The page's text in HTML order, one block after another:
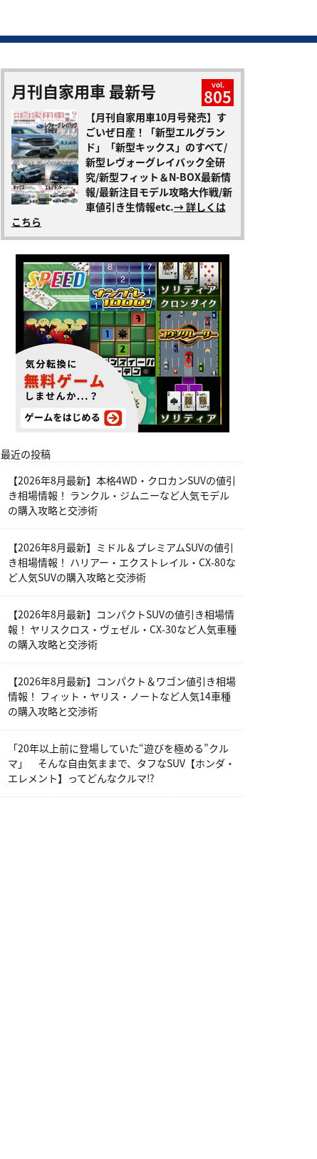
月刊自家用車 最新号 vol.
805
【月刊自家用車10月号発売】す
ごいぜ日産！「新型エルグラン
ド」「新型キックス」のすべて/
新型レヴォーグレイバック全研
究/新型フィット＆N-BOX最新情
報/最新注目モデル攻略大作戦/新
車値引き生情報etc.→ 詳しくは
こちら
最近の投稿
【2026年8月最新】本格4WD・クロカンSUVの値引
き相場情報！ ランクル・ジムニーなど人気モデル
の購入攻略と交渉術
【2026年8月最新】ミドル＆プレミアムSUVの値引
き相場情報！ ハリアー・エクストレイル・CX-80な
ど人気SUVの購入攻略と交渉術
【2026年8月最新】コンパクトSUVの値引き相場情
報！ ヤリスクロス・ヴェゼル・CX-30など人気車種
の購入攻略と交渉術
【2026年8月最新】コンパクト＆ワゴン値引き相場
情報！ フィット・ヤリス・ノートなど人気14車種
の購入攻略と交渉術
「20年以上前に登場していた“遊びを極める”クル
マ」 そんな自由気ままで、タフなSUV【ホンダ・
エレメント】ってどんなクルマ⁉︎